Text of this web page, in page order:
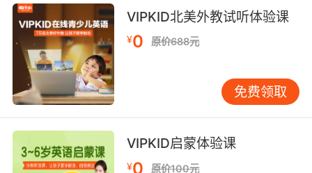
专业的线上英语培训班有专业的老师和团队，不
仅可以依据孩子的学习情况制定合理的教学计
划，更是可以安排合理的课程，在上课的过程中
也可以根据实际学习情况及时调整自己的教学计
划。专业的外教可以进行系统的教学，更是可以
为孩子带来纯正的英语输入，让孩子在与外教不
断的交互中，慢慢提升孩子的听力、口语以及语
言反应能力。
VIPKID北美外教试听体验课
¥0 原价688元
免费领取
VIPKID启蒙体验课
¥0 原价100元